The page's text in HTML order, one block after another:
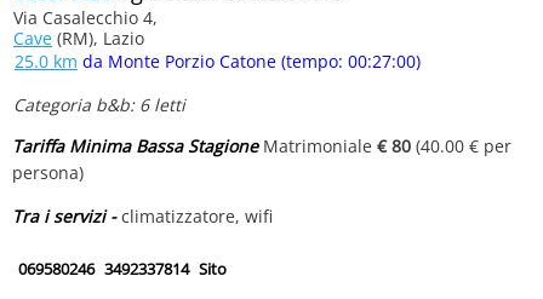
Via Casalecchio 4,
Cave (RM), Lazio
25.0 km da Monte Porzio Catone (tempo: 00:27:00)
Categoria b&b: 6 letti
Tariffa Minima Bassa StagioneMatrimoniale € 80 (40.00 € per
persona)
Tra i servizi -climatizzatore, wifi
069580246 3492337814 Sito